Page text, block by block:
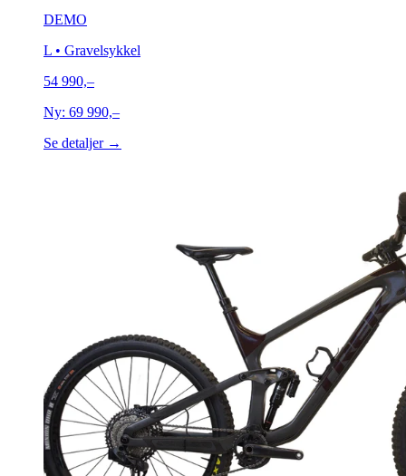
DEMO
L • Gravelsykkel
54 990,–
Ny: 69 990,–
Se detaljer →